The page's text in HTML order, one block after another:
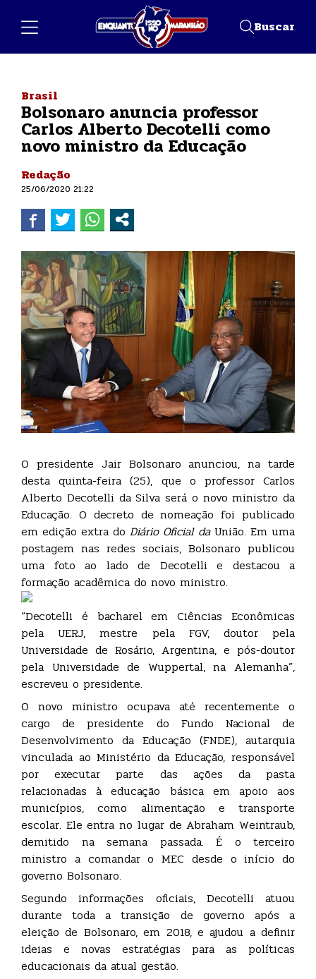
Buscar
Brasil
Bolsonaro anuncia professor
Carlos Alberto Decotelli como
novo ministro da Educação
Redação
25/06/2020 21:22
O presidente Jair Bolsonaro anunciou, na tarde
desta quinta-feira (25), que o professor Carlos
Alberto Decotelli da Silva será o novo ministro da
Educação. O decreto de nomeação foi publicado
em edição extra do Diário Oficial daUnião. Em uma
postagem nas redes sociais, Bolsonaro publicou
uma foto ao lado de Decotelli e destacou a
formação acadêmica do novo ministro.
“Decotelli é bacharel em Ciências Econômicas
pela UERJ, mestre pela FGV, doutor pela
Universidade de Rosário, Argentina, e pós-doutor
pela Universidade de Wuppertal, na Alemanha”,
escreveu o presidente.
O novo ministro ocupava até recentemente o
cargo de presidente do Fundo Nacional de
Desenvolvimento da Educação (FNDE), autarquia
vinculada ao Ministério da Educação, responsável
por executar parte das ações da pasta
relacionadas à educação básica em apoio aos
municípios, como alimentação e transporte
escolar. Ele entra no lugar de Abraham Weintraub,
demitido na semana passada. É o terceiro
ministro a comandar o MEC desde o início do
governo Bolsonaro.
Segundo informações oficiais, Decotelli atuou
durante toda a transição de governo após a
eleição de Bolsonaro, em 2018, e ajudou a definir
ideias e novas estratégias para as políticas
educacionais da atual gestão.